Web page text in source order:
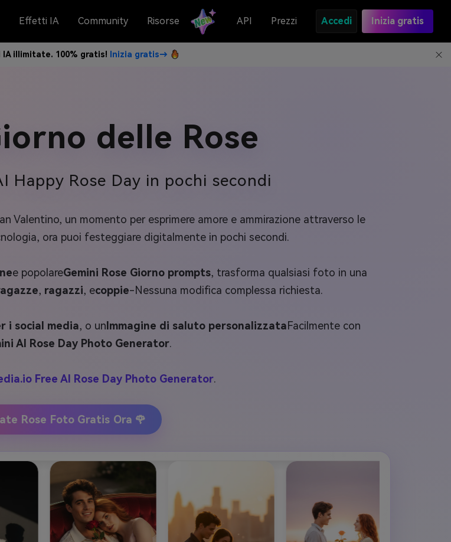
Effetti IA Community Risorse API Prezzi Accedi Inizia gratis
IA illimitate. 100% gratis! Inizia gratis→
delle Rose
Happy Rose Day in pochi secondi
Valentino, un momento per esprimere amore e ammirazione attraverso le
ora puoi festeggiare digitalmente in pochi secondi.
e popolareGemini Rose Giorno prompts, trasforma qualsiasi foto in una
, ragazzi, ecoppie-Nessuna modifica complessa richiesta.
i social media, o un Immagine di saluto personalizzataFacilmente con
AI Rose Day Photo Generator.
Free AI Rose Day Photo Generator.
Rose Foto Gratis Ora 🌹